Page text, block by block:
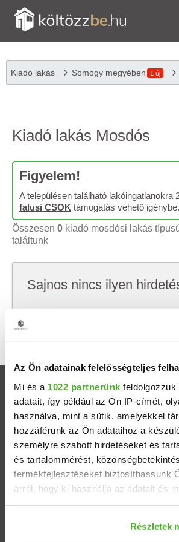
Az Ön adatainak felelősségteljes
Mi és a 1022 partnerünk
adatait, így például az Ön IP-címét,
használva, mint a sütik, amelyekkel
hozzáférünk az Ön adataihoz a
személyre szabott hirdetéseket és
és tartalommérést,
termékfejlesztéseket biztosíthassunk
arról, hogy ki használja az adatait és
Információgyűjtés az Ön földrajzi
Részletek
Kiadó lakás Somogy megyében 1 új
Kiadó lakás Mosdós
Figyelem!
A településen található lakóingatlanokra
falusi CSOK támogatás vehető igénybe.
Összesen 0 kiadó mosdósi lakás
találtunk
Sajnos nincs ilyen
keresni, hátha akkor megtalálod,
Ingatlanok
Eladó házak
Eladó lakások
Települések